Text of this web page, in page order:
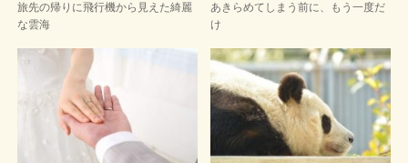
旅先の帰りに飛行機から見えた綺麗
な雲海
あきらめてしまう前に、もう一度だ
け